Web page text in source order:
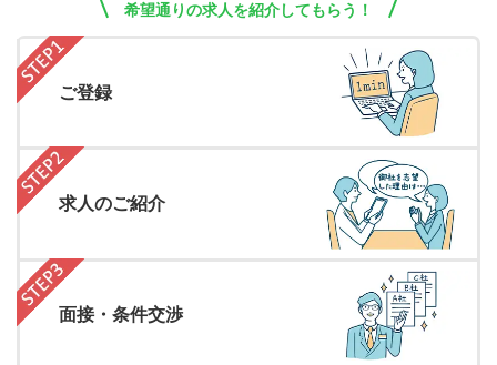
希望通りの求人を紹介してもらう！
ご登録
求人のご紹介
面接・条件交渉